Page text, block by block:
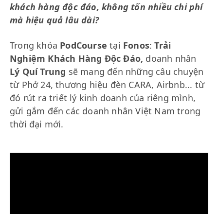
khách hàng độc đáo, không tốn nhiều chi phí
mà hiệu quả lâu dài?
Trong khóa PodCourse tại Fonos:Trải
Nghiệm Khách Hàng Độc Đáo, doanh nhân
Lý Quí Trung sẽ mang đến những câu chuyện
từ Phở 24, thương hiệu đèn CARA, Airbnb... từ
đó rút ra triết lý kinh doanh của riêng mình,
gửi gắm đến các doanh nhân Việt Nam trong
thời đại mới.